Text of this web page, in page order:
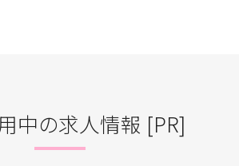
中の求人情報 [PR]